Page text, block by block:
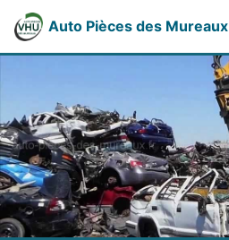
Auto Pièces des Mureaux